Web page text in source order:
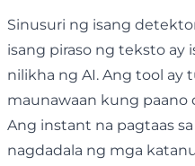
Sinusuri ng isang
isang piraso ng teksto ay
nilikha ng AI. Ang tool
maunawaan kung paano
Ang instant na pagtaas
nagdadala ng mga